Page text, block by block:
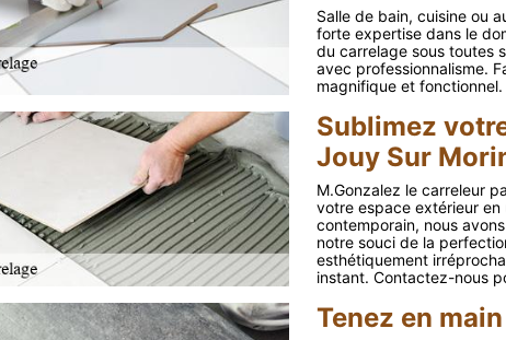
Salle de bain, cuisine ou
forte expertise dans le
du carrelage sous toutes
avec professionnalisme.
magnifique et
Sublimez
Jouy Sur
M.Gonzalez le carreleur
votre espace extérieur
contemporain, nous
notre souci de la
esthétiquement
instant. Contactez-nous
Tenez en